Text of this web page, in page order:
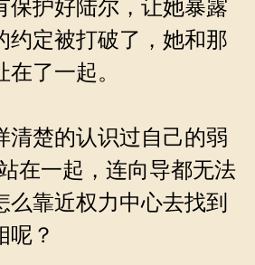
护好陆尔，让她暴露
约定被打破了，她和那
了一起。
楚的认识过自己的弱
在一起，连向导都无法
么靠近权力中心去找到
呢？